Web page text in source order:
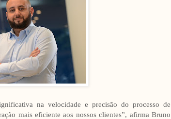
na velocidade e precisão do processo de
mais eficiente aos nossos clientes”, afirma Bruno